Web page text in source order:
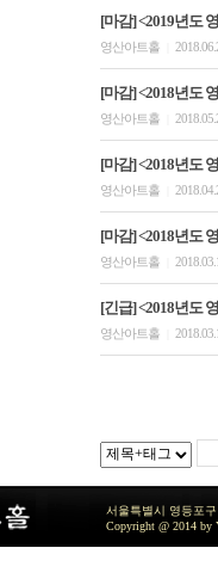
[마감] <2019년도
영산아트홀
[마감] <2018년도
영산아트홀
[마감] <2018년도
영산아트홀
[마감] <2018년도
영산아트홀
[긴급] <2018년도
영산아트홀
서울특별시 영등포
Copyright @ 2014 by